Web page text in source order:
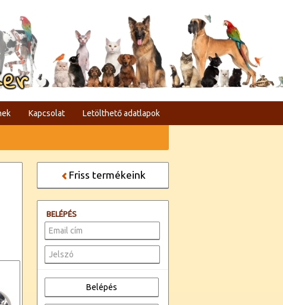
Kapcsolat Letölthető adatlapok
Friss termékeink
BELÉPÉS